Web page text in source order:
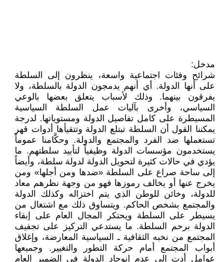
مدخل:
شرائح وفئات اجتماعية واسعة، ينظرون إلى السلطة
على أنها الدولة. أي أنهم يدمجون الدولة بالسلطة، ولا
يفرقون بينهما. وذلك لأسباب يتعلق بعضها بالوعي
السياسي، وأخرى بآليات عمل السلطة السياسية
المسيطرة على كامل تفاصيل الدولة ومستوياتها. لدرجة
يمكننا القول أن السلطة تبتلع الدولة وتتقيأها أدوات قهر
تستعملها ضد الفرد والمجتمع والدولة. وحكَّامنا عموماً
يستخدمون مؤسسات الدولة وظيفياً لتأبيد سلطتهم. ما
يؤدي في حالات كثيرة لتحويل الدولة لدولة سلطة، وأيضاً
إلى ساحة صراع على السلطة «ضدها ومن أجلها» ومن
يخرج عنها أو يخالف رموزها فهو من وجهة نظرهم معاد
للدولة، وخائن للوطن الذي يتم اختزاله وكذلك الدولة
والمجتمع بشخص الحاكم. ويتساوق ذلك مع اشتغال من
يسيطر على السلطة ويحتكر المجال العام على إبقاء
الدولة برحم السلطة. ما يستدعي التركيز على تجفيف
المجتمع من نخبه الثقافية ـ السياسية المعارضة، وإغلاق
أبواب المجتمع أمام حركة التطور والتغيير. وجميعها
عوامل أدت إلى عدم إنوجاد الدولة في الضمير العام